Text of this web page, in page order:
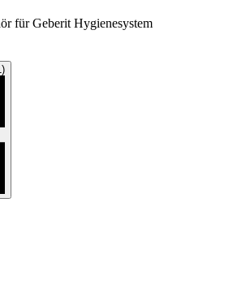
für Geberit Hygienesystem